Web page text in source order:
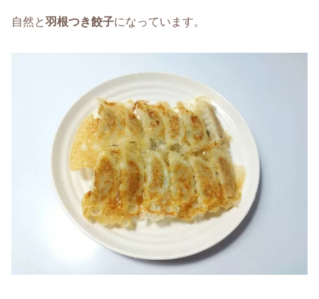
自然と羽根つき餃子になっています。